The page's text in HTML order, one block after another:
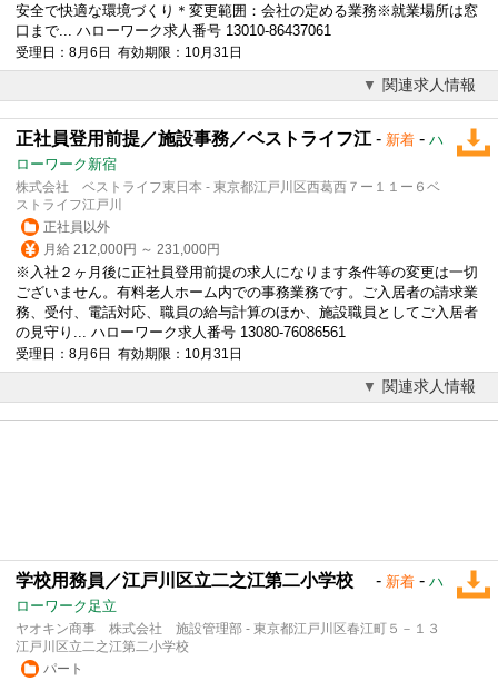
安全で快適な環境づくり＊変更範囲：会社の定める業務※就業場所は窓
口まで... ハローワーク求人番号 13010-86437061
受理日：8月6日 有効期限：10月31日
関連求人情報
正社員登用前提／施設事務／ベストライフ江 - 新着 - ハ
ローワーク新宿
株式会社 ベストライフ東日本 - 東京都江戸川区西葛西７ー１１ー６ベ
ストライフ江戸川
正社員以外
月給 212,000円 ～ 231,000円
※入社２ヶ月後に正社員登用前提の求人になります条件等の変更は一切
ございません。有料老人ホーム内での事務業務です。ご入居者の請求業
務、 受付 、電話対応、職員の給与計算のほか、施設職員としてご入居者
の見守り... ハローワーク求人番号 13080-76086561
受理日：8月6日 有効期限：10月31日
関連求人情報
学校用務員／江戸川区立二之江第二小学校 - 新着 - ハ
ローワーク足立
ヤオキン商事 株式会社 施設管理部 - 東京都江戸川区春江町５－１３
江戸川区立二之江第二小学校
パート